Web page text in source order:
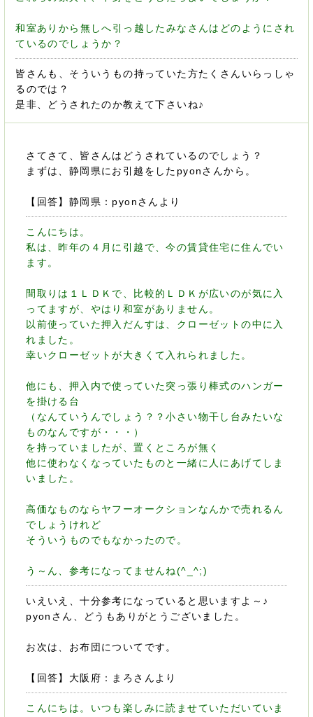
和室ありから無しへ引っ越したみなさんはどのようにされ
ているのでしょうか？
皆さんも、そういうもの持っていた方たくさんいらっしゃ
るのでは？
是非、どうされたのか教えて下さいね♪
さてさて、皆さんはどうされているのでしょう？
まずは、静岡県にお引越をしたpyonさんから。
【回答】静岡県：pyonさんより
こんにちは。
私は、昨年の４月に引越で、今の賃貸住宅に住んでい
ます。
間取りは１ＬＤＫで、比較的ＬＤＫが広いのが気に入
ってますが、やはり和室がありません。
以前使っていた押入だんすは、クローゼットの中に入
れました。
幸いクローゼットが大きくて入れられました。
他にも、押入内で使っていた突っ張り棒式のハンガー
を掛ける台
（なんていうんでしょう？？小さい物干し台みたいな
ものなんですが・・・）
を持っていましたが、置くところが無く
他に使わなくなっていたものと一緒に人にあげてしま
いました。
高価なものならヤフーオークションなんかで売れるん
でしょうけれど
そういうものでもなかったので。
う～ん、参考になってませんね(^_^;)
いえいえ、十分参考になっていると思いますよ～♪
pyonさん、どうもありがとうございました。
お次は、お布団についてです。
【回答】大阪府：まろさんより
こんにちは。いつも楽しみに読ませていただいていま